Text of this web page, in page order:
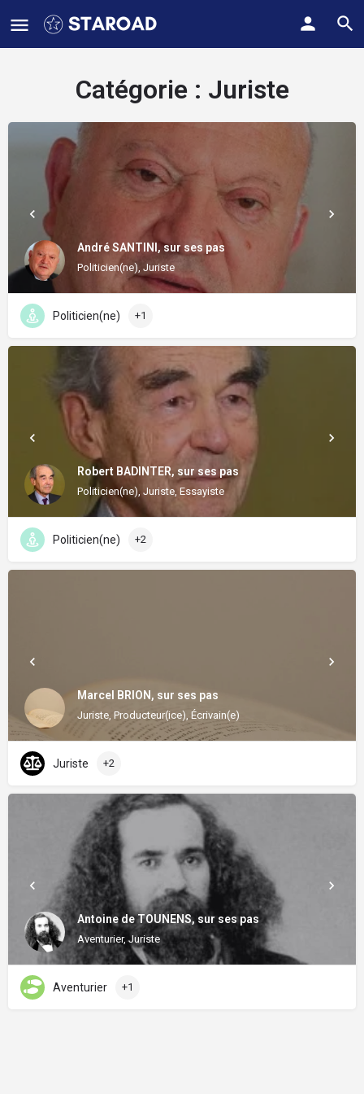
Catégorie : Juriste
André SANTINI, sur ses pas
Politicien(ne), Juriste
Politicien(ne) +1
Robert BADINTER, sur ses pas
Politicien(ne), Juriste, Essayiste
Politicien(ne) +2
Marcel BRION, sur ses pas
Juriste, Producteur(ice), Écrivain(e)
Juriste +2
Antoine de TOUNENS, sur ses pas
Aventurier, Juriste
Aventurier +1